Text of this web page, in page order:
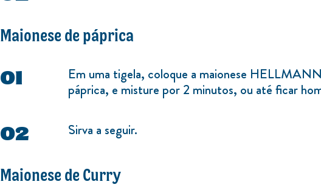
Maionese de páprica
Em uma tigela, coloque a maionese
páprica, e misture por 2 minutos, ou até ficar
Sirva a seguir.
Maionese de Curry